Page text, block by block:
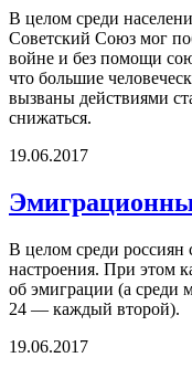
В целом среди
Советский Союз мог
войне и без помощи
что большие
вызваны действиями
снижаться.
19.06.2017
В целом среди
настроения. При этом
об эмиграции (а среди
24 — каждый второй).
19.06.2017